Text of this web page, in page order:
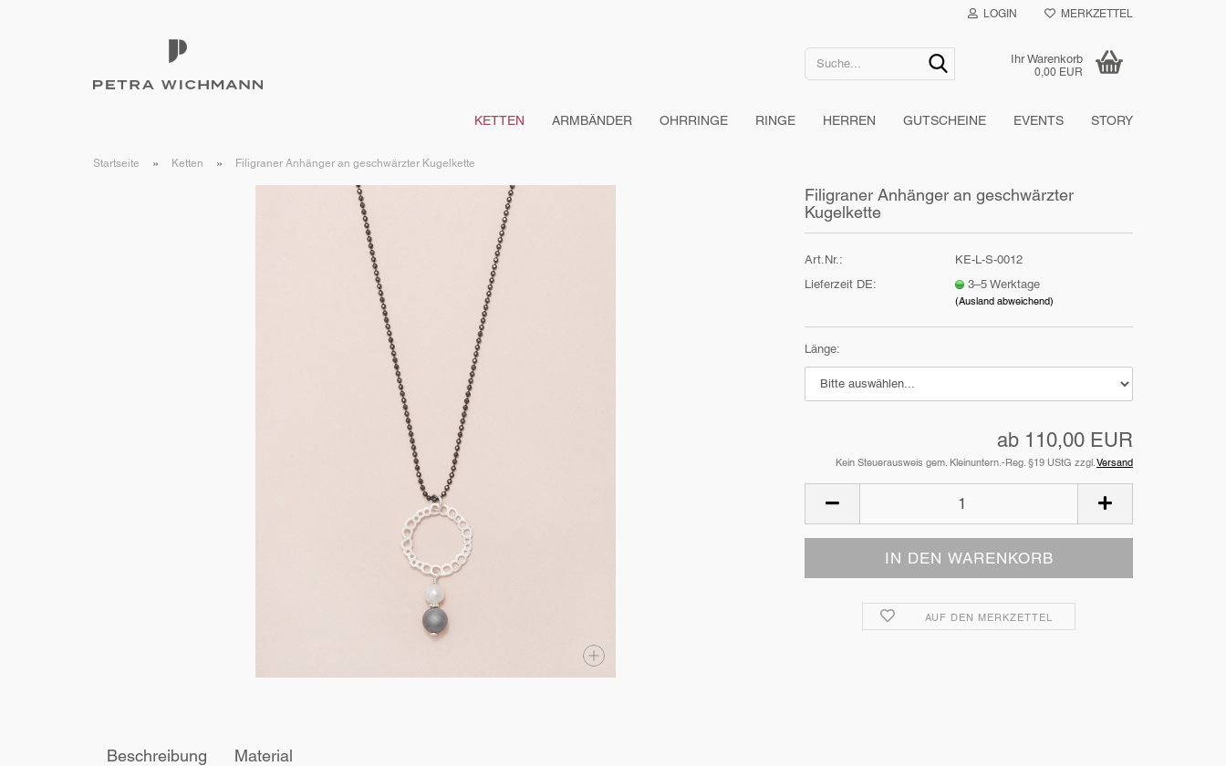
LOGIN MERKZETTEL
Ihr Warenkorb
0,00 EUR
KETTEN ARMBÄNDER OHRRINGE RINGE HERREN GUTSCHEINE EVENTS STORY
Startseite » Ketten » Filigraner Anhänger an geschwärzter Kugelkette
Filigraner Anhänger an geschwärzter
Kugelkette
Art.Nr.:
KE-L-S-0012
Lieferzeit DE:
3–5 Werktage
(Ausland abweichend)
Länge:
ab 110,00 EUR
Kein Steuerausweis gem. Kleinuntern.-Reg. §19 UStG zzgl.Versand
AUF DEN MERKZETTEL
Beschreibung Material